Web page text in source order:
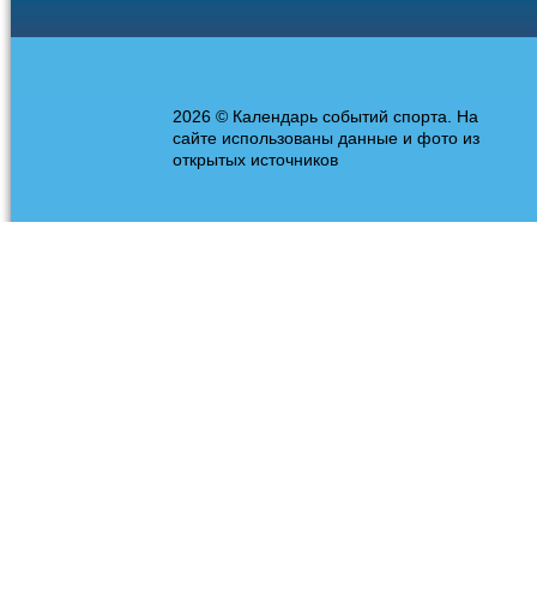
2026 © Календарь событий спорта. На
сайте использованы данные и фото из
открытых источников